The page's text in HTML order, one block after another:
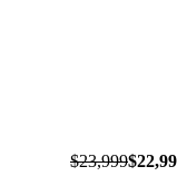
$23,999